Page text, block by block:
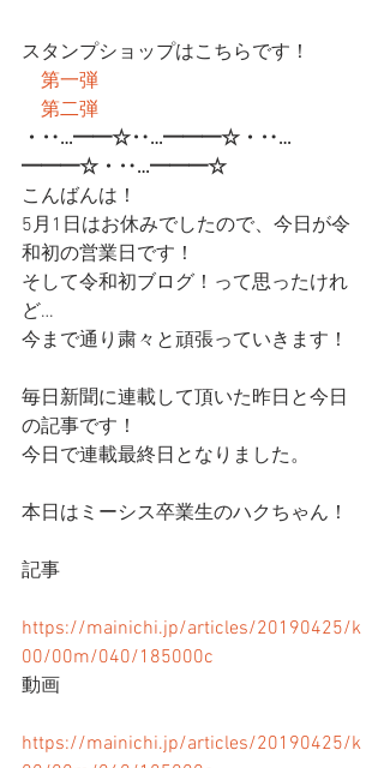
スタンプショップはこちらです！
第一弾
第二弾
・‥…━━☆‥…━━━☆・‥…
━━━☆・‥…━━━☆
こんばんは！
5月1日はお休みでしたので、今日が令
和初の営業日です！
そして令和初ブログ！って思ったけれ
ど…
今まで通り粛々と頑張っていきます！
毎日新聞に連載して頂いた昨日と今日
の記事です！
今日で連載最終日となりました。
本日はミーシス卒業生のハクちゃん！
記事
https://mainichi.jp/articles/20190425/k
00/00m/040/185000c
動画
https://mainichi.jp/articles/20190425/k